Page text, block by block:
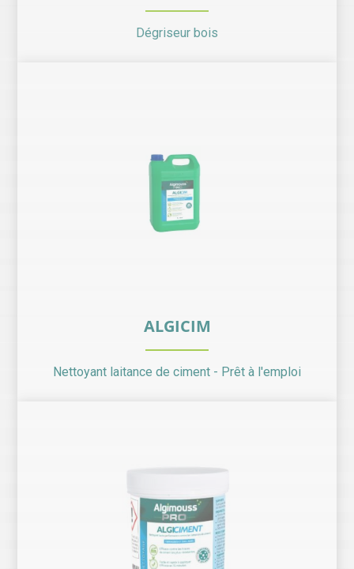
Dégriseur bois
ALGICIM
Nettoyant laitance de ciment - Prêt à l'emploi